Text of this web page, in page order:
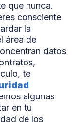
que nunca.
consciente
la
área de
datos
te
algunas
en tu
de los